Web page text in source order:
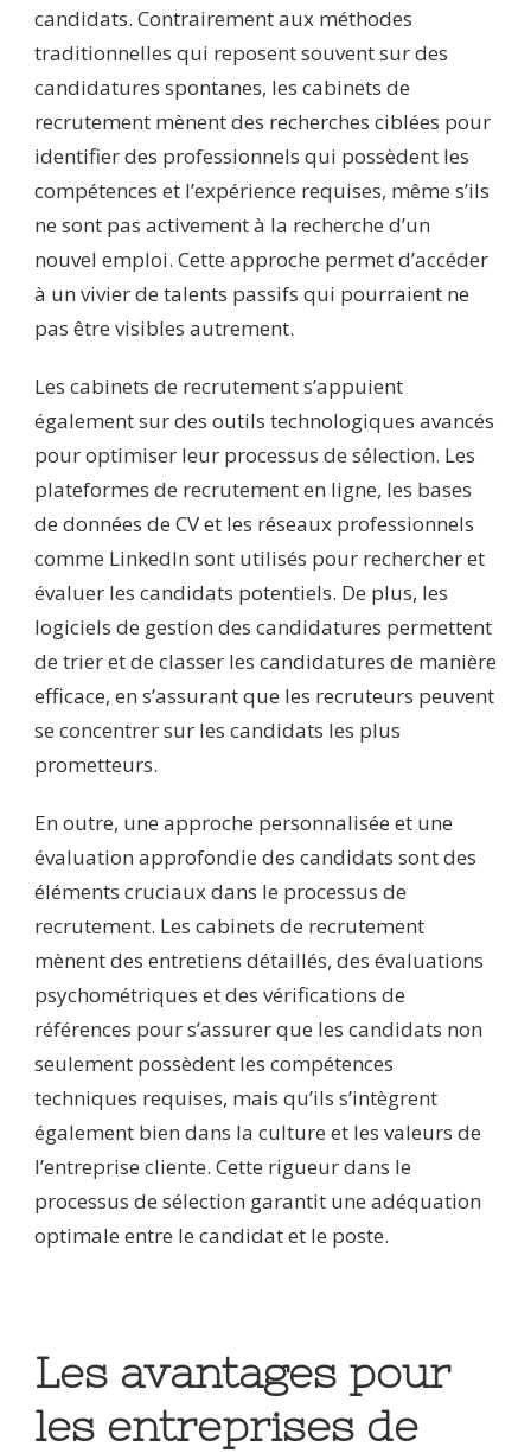
candidats. Contrairement aux méthodes
traditionnelles qui reposent souvent sur des
candidatures spontanes, les cabinets de
recrutement mènent des recherches ciblées pour
identifier des professionnels qui possèdent les
compétences et l’expérience requises, même s’ils
ne sont pas activement à la recherche d’un
nouvel emploi. Cette approche permet d’accéder
à un vivier de talents passifs qui pourraient ne
pas être visibles autrement.
Les cabinets de recrutement s’appuient
également sur des outils technologiques avancés
pour optimiser leur processus de sélection. Les
plateformes de recrutement en ligne, les bases
de données de CV et les réseaux professionnels
comme LinkedIn sont utilisés pour rechercher et
évaluer les candidats potentiels. De plus, les
logiciels de gestion des candidatures permettent
de trier et de classer les candidatures de manière
efficace, en s’assurant que les recruteurs peuvent
se concentrer sur les candidats les plus
prometteurs.
En outre, une approche personnalisée et une
évaluation approfondie des candidats sont des
éléments cruciaux dans le processus de
recrutement. Les cabinets de recrutement
mènent des entretiens détaillés, des évaluations
psychométriques et des vérifications de
références pour s’assurer que les candidats non
seulement possèdent les compétences
techniques requises, mais qu’ils s’intègrent
également bien dans la culture et les valeurs de
l’entreprise cliente. Cette rigueur dans le
processus de sélection garantit une adéquation
optimale entre le candidat et le poste.
Les avantages pour
les entreprises de